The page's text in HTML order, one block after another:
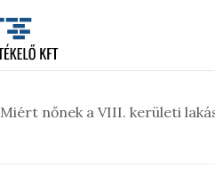
Miért nőnek a VIII. kerületi